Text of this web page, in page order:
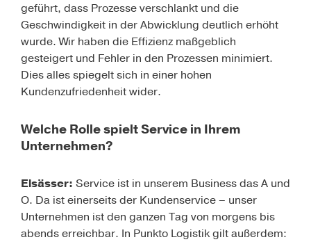
geführt, dass Prozesse verschlankt und die
Geschwindigkeit in der Abwicklung deutlich erhöht
wurde. Wir haben die Effizienz maßgeblich
gesteigert und Fehler in den Prozessen minimiert.
Dies alles spiegelt sich in einer hohen
Kundenzufriedenheit wider.
Welche Rolle spielt Service in Ihrem
Unternehmen?
Elsässer: Service ist in unserem Business das A und
O. Da ist einerseits der Kundenservice – unser
Unternehmen ist den ganzen Tag von morgens bis
abends erreichbar. In Punkto Logistik gilt außerdem: